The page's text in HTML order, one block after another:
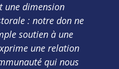
une dimension
: notre don ne
soutien à une
une relation
qui nous